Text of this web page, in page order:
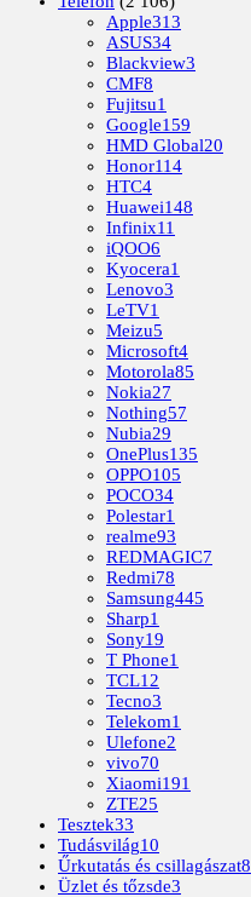
Apple313
ASUS34
Blackview3
CMF8
Fujitsu1
Google159
HMD Global20
Honor114
HTC4
Huawei148
Infinix11
iQOO6
Kyocera1
Lenovo3
LeTV1
Meizu5
Microsoft4
Motorola85
Nokia27
Nothing57
Nubia29
OnePlus135
OPPO105
POCO34
Polestar1
realme93
REDMAGIC7
Redmi78
Samsung445
Sharp1
Sony19
T Phone1
TCL12
Tecno3
Telekom1
Ulefone2
vivo70
Xiaomi191
ZTE25
Tesztek33
Tudásvilág10
Űrkutatás és csillagászat8
Üzlet és tőzsde3